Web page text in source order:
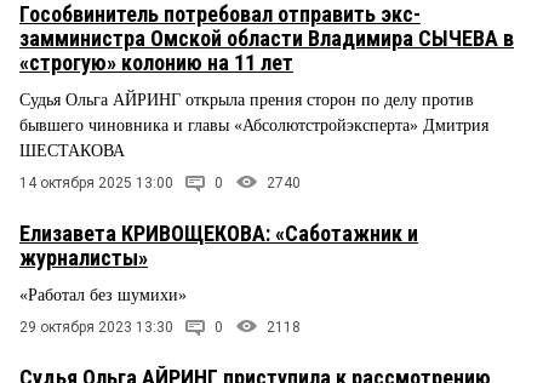
Гособвинитель потребовал отправить экс-
замминистра Омской области Владимира СЫЧЕВА в
«строгую» колонию на 11 лет
Судья Ольга АЙРИНГ открыла прения сторон по делу против
бывшего чиновника и главы «Абсолютстройэксперта» Дмитрия
ШЕСТАКОВА
14 октября 2025 13:00 0 2740
Елизавета КРИВОЩЕКОВА: «Саботажник и
журналисты»
«Работал без шумихи»
29 октября 2023 13:30 0 2118
Судья Ольга АЙРИНГ приступила к рассмотрению